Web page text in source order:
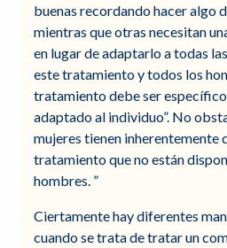
buenas recordando hacer algo
mientras que otras necesitan
en lugar de adaptarlo a todas
este tratamiento y todos los
tratamiento debe ser
adaptado al individuo”. No
mujeres tienen inherentemente
tratamiento que no están
hombres. ”
Ciertamente hay diferentes
cuando se trata de tratar un